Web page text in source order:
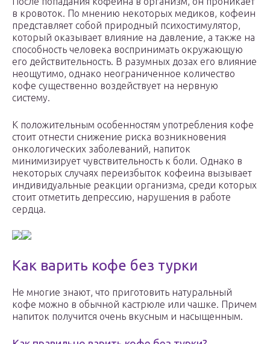
в кровоток. По мнению некоторых медиков, кофеин
представляет собой природный психостимулятор,
который оказывает влияние на давление, а также на
способность человека воспринимать окружающую
его действительность. В разумных дозах его влияние
неощутимо, однако неограниченное количество
кофе существенно воздействует на нервную
систему.
К положительным особенностям употребления кофе
стоит отнести снижение риска возникновения
онкологических заболеваний, напиток
минимизирует чувствительность к боли. Однако в
некоторых случаях переизбыток кофеина вызывает
индивидуальные реакции организма, среди которых
стоит отметить депрессию, нарушения в работе
сердца.
Как варить кофе без турки
Не многие знают, что приготовить натуральный
кофе можно в обычной кастрюле или чашке. Причем
напиток получится очень вкусным и насыщенным.